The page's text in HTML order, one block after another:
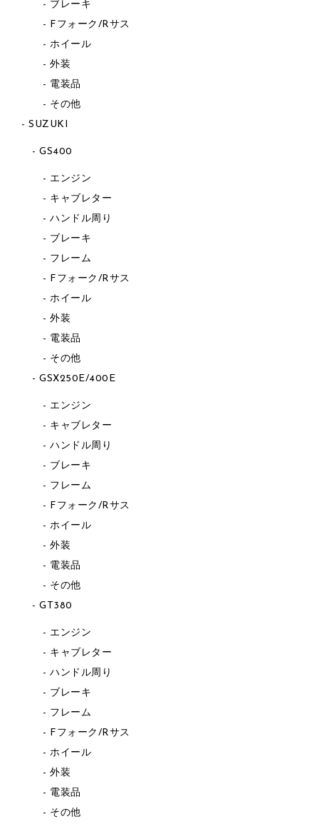
ブレーキ
Fフォーク/Rサス
ホイール
外装
電装品
その他
SUZUKI
GS400
エンジン
キャブレター
ハンドル周り
ブレーキ
フレーム
Fフォーク/Rサス
ホイール
外装
電装品
その他
GSX250E/400E
エンジン
キャブレター
ハンドル周り
ブレーキ
フレーム
Fフォーク/Rサス
ホイール
外装
電装品
その他
GT380
エンジン
キャブレター
ハンドル周り
ブレーキ
フレーム
Fフォーク/Rサス
ホイール
外装
電装品
その他